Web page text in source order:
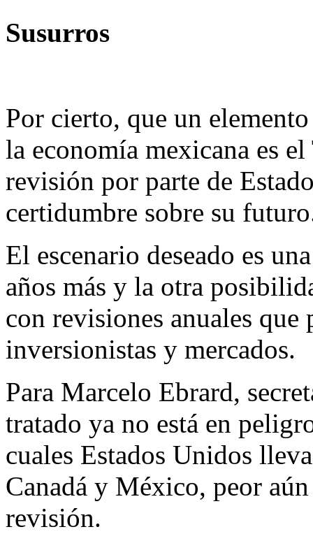
Susurros
Por cierto, que un
la economía mexicana es
revisión por parte de
certidumbre sobre su
El escenario deseado es
años más y la otra
con revisiones anuales
inversionistas y mercados.
Para Marcelo Ebrard,
tratado ya no está en
cuales Estados Unidos
Canadá y México, peor
revisión.